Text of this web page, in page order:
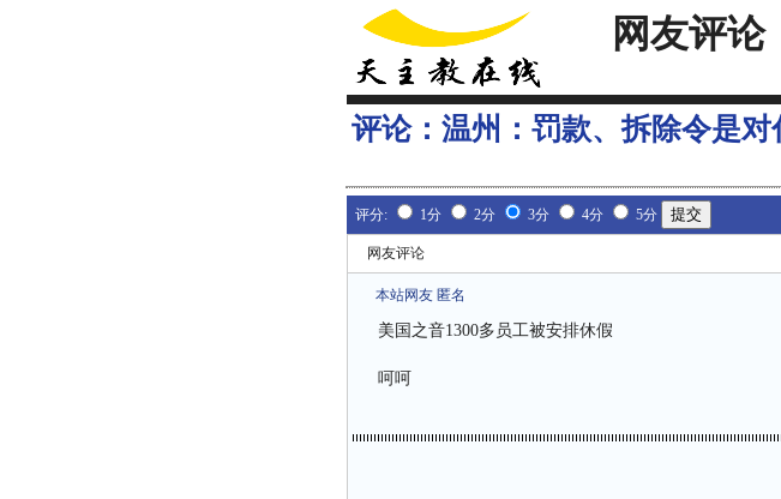
网友评论
评论： 温州：罚款、拆除令是
评分: 1分 2分 3分 4分 5分
网友评论
本站网友 匿名
美国之音1300多员工被安排休假
呵呵